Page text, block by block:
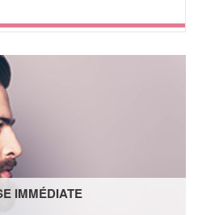
IMMÉDIATE